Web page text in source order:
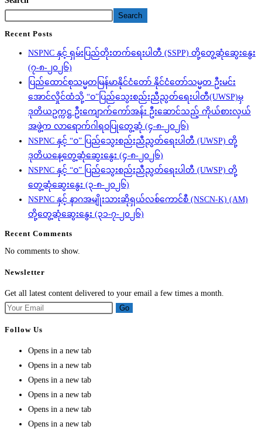
Search
Recent Posts
NSPNC နှင့် ရှမ်းပြည်တိုးတက်ရေးပါတီ (SSPP) တို့တွေ့ဆုံဆွေးနွေး
(၇-၈-၂၀၂၆)
ပြည်ထောင်စုသမ္မတမြန်မာနိုင်ငံတော် နိုင်ငံတော်သမ္မတ ဦးမင်း
အောင်လှိုင်ထံသို့ “ဝ”ပြည်သွေးစည်းညီညွတ်ရေးပါတီ(UWSP)မှ
ဒုတိယဥက္ကဋ္ဌ ဦးကျောက်ကော်အန်း ဦးဆောင်သည့် ကိုယ်စားလှယ်
အဖွဲ့က လာရောက်ဂါရဝပြုတွေ့ဆုံ (၄-၈-၂၀၂၆)
NSPNC နှင့် “ဝ” ပြည်သွေးစည်းညီညွတ်ရေးပါတီ (UWSP) တို့
ဒုတိယနေ့တွေ့ဆုံဆွေးနွေး (၄-၈-၂၀၂၆)
NSPNC နှင့် “ဝ” ပြည်သွေးစည်းညီညွတ်ရေးပါတီ (UWSP) တို့
တွေ့ဆုံဆွေးနွေး (၃-၈-၂၀၂၆)
NSPNC နှင့် နာဂအမျိုးသားဆိုရှယ်လစ်ကောင်စီ (NSCN-K) (AM)
တို့တွေ့ဆုံဆွေးနွေး (၃၁-၇-၂၀၂၆)
Recent Comments
No comments to show.
Newsletter
Get all latest content delivered to your email a few times a month.
Go
Follow Us
Opens in a new tab
Opens in a new tab
Opens in a new tab
Opens in a new tab
Opens in a new tab
Opens in a new tab